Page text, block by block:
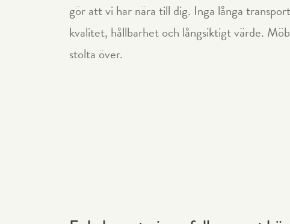
gör att vi har nära till dig. Inga långa
kvalitet, hållbarhet och långsiktigt värde.
stolta över.